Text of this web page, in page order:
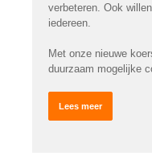
verbeteren. Ook
iedereen.
Met onze nieuwe
duurzaam mogelijke
Lees meer